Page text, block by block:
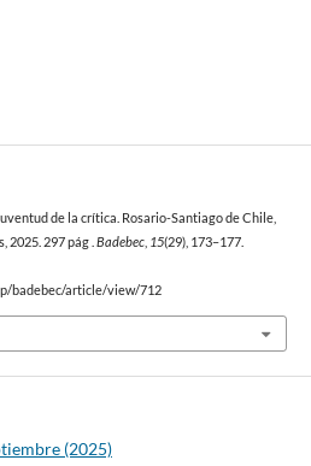
de la crítica. Rosario-Santiago de Chile,
297 pág . Badebec, 15(29), 173–177.
badebec/article/view/712
(2025)